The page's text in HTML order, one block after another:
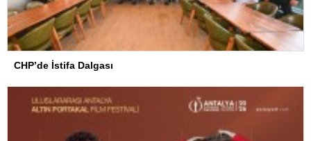
CHP’de İstifa Dalgası